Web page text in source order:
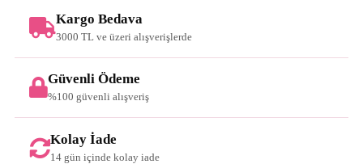
Kargo Bedava
3000 TL ve üzeri alışverişlerde
Güvenli Ödeme
%100 güvenli alışveriş
Kolay İade
14 gün içinde kolay iade